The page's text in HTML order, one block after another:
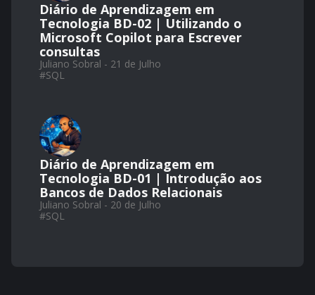
Diário de Aprendizagem em
Tecnologia BD-02 | Utilizando o
Microsoft Copilot para Escrever
consultas
Juliano Sobral - 21 de Julho
#SQL
Diário de Aprendizagem em
Tecnologia BD-01 | Introdução aos
Bancos de Dados Relacionais
Juliano Sobral - 20 de Julho
#SQL